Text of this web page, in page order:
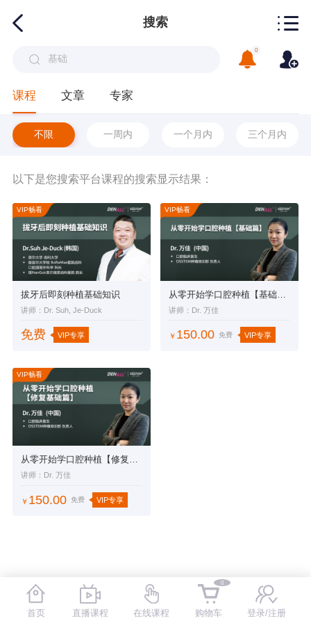
搜索
0
课程 文章 专家
不限 一周内 一个月内 三个月内
以下是您搜索平台课程的搜索显示结果：
VIP畅看
拔牙后即刻种植基础知识
讲师：Dr. Suh, Je-Duck
免费 VIP专享
VIP畅看
讲师：Dr. 万佳
￥ 150.00 免费 VIP专享
VIP畅看
从零开始学口腔种植【修复基础篇】
讲师：Dr. 万佳
￥ 150.00 免费 VIP专享
首页 直播课程 在线课程
0
购物车 登录/注册